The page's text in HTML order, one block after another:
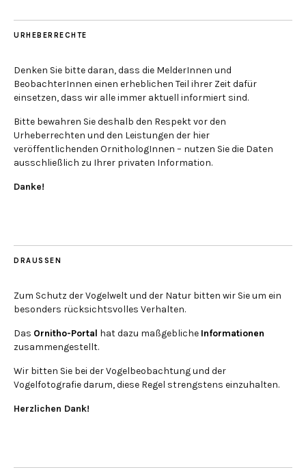
URHEBERRECHTE
Denken Sie bitte daran, dass die MelderInnen und
BeobachterInnen einen erheblichen Teil ihrer Zeit dafür
einsetzen, dass wir alle immer aktuell informiert sind.
Bitte bewahren Sie deshalb den Respekt vor den
Urheberrechten und den Leistungen der hier
veröffentlichenden OrnithologInnen – nutzen Sie die Daten
ausschließlich zu Ihrer privaten Information.
Danke!
DRAUSSEN
Zum Schutz der Vogelwelt und der Natur bitten wir Sie um ein
besonders rücksichtsvolles Verhalten.
Das Ornitho-Portal hat dazu maßgebliche Informationen
zusammengestellt.
Wir bitten Sie bei der Vogelbeobachtung und der
Vogelfotografie darum, diese Regel strengstens einzuhalten.
Herzlichen Dank!